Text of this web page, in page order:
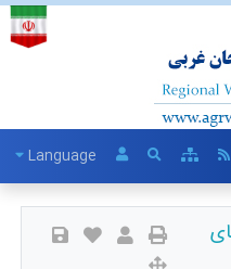
Language